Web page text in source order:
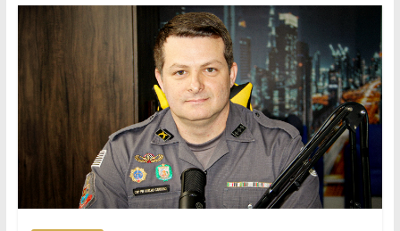
Informação
com
Responsabilidade